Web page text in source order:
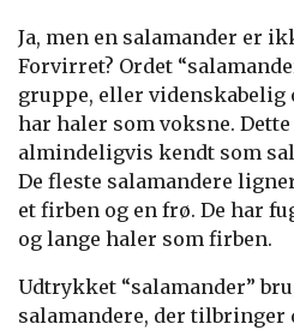
Ja, men en salamander er
Forvirret? Ordet
gruppe, eller videnskabelig
har haler som voksne.
almindeligvis kendt som
De fleste salamandere
et firben og en frø. De har
og lange haler som firben.
Udtrykket “salamander”
salamandere, der tilbringer